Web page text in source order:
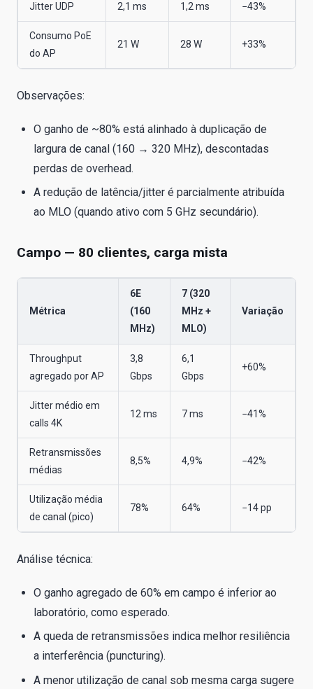
Jitter UDP 2,1 ms 1,2 ms −43%
Consumo PoE
do AP
21 W 28 W +33%
Observações:
O ganho de ~80% está alinhado à duplicação de
largura de canal (160 → 320 MHz), descontadas
perdas de overhead.
A redução de latência/jitter é parcialmente atribuída
ao MLO (quando ativo com 5 GHz secundário).
Campo — 80 clientes, carga mista
Métrica
6E
(160
MHz)
7 (320
MHz +
MLO)
Variação
Throughput
agregado por AP
3,8
Gbps
6,1
Gbps
+60%
Jitter médio em
calls 4K
12 ms 7 ms −41%
Retransmissões
médias
8,5% 4,9% −42%
Utilização média
de canal (pico)
78% 64% −14 pp
Análise técnica:
O ganho agregado de 60% em campo é inferior ao
laboratório, como esperado.
A queda de retransmissões indica melhor resiliência
a interferência (puncturing).
A menor utilização de canal sob mesma carga sugere